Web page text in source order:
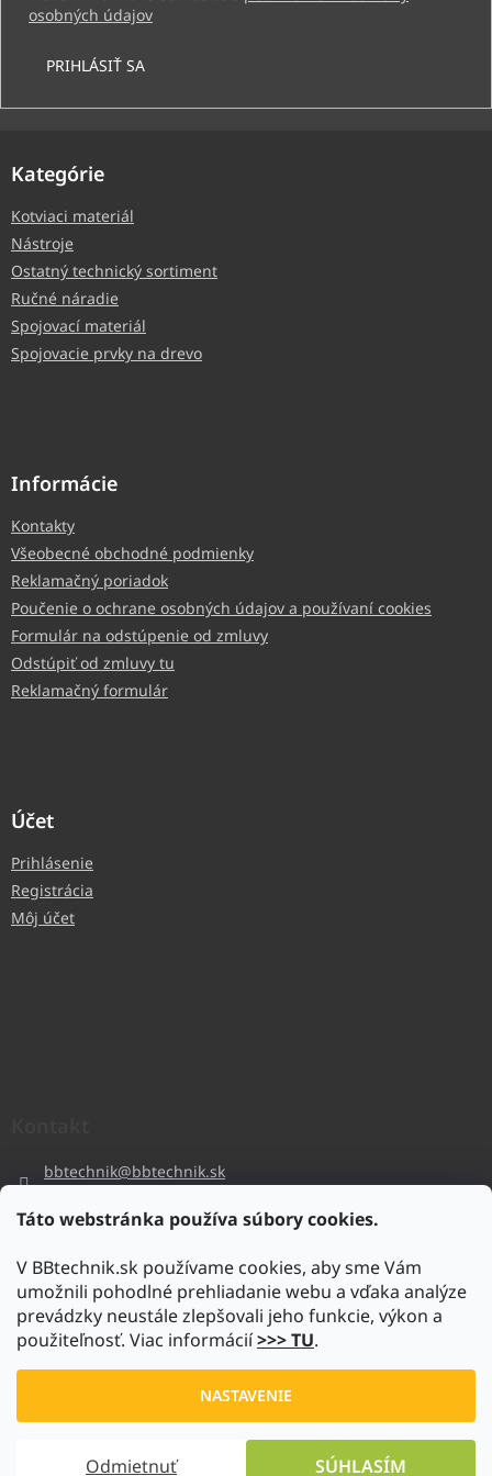
Táto webstránka používa súbory cookies.
V BBtechnik.sk používame cookies, aby sme Vám
umožnili pohodlné prehliadanie webu a vďaka analýze
prevádzky neustále zlepšovali jeho funkcie, výkon a
použiteľnosť. Viac informácií>>> TU.
NASTAVENIE
Odmietnuť SÚHLASÍM
osobných údajov
PRIHLÁSIŤ SA
Kategórie
Kotviaci materiál
Nástroje
Ostatný technický sortiment
Ručné náradie
Spojovací materiál
Spojovacie prvky na drevo
Informácie
Kontakty
Všeobecné obchodné podmienky
Reklamačný poriadok
Poučenie o ochrane osobných údajov a používaní cookies
Formulár na odstúpenie od zmluvy
Odstúpiť od zmluvy tu
Reklamačný formulár
Účet
Prihlásenie
Registrácia
Môj účet
bbtechnik@bbtechnik.sk
bbtechnik
https://www.youtube.com/@bb-techniks.r.o.7746
www.bbtechnik.sk. Všetky práva vyhradené.
Upraviť nastavenie cookies